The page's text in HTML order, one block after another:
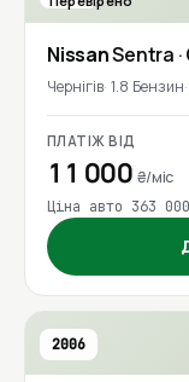
NissanSentra
Чернігів 1.8 Бензин
ПЛАТІЖ ВІД
11 000 ₴/міс
Ціна авто 363
2006